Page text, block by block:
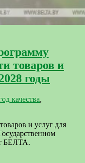
товаров и
годы
качества,
и услуг для
БЕЛТА.